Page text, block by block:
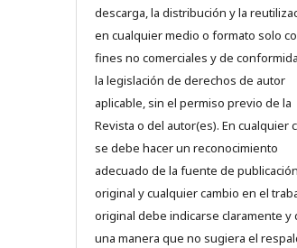
descarga, la distribución y la
en cualquier medio o formato solo
fines no comerciales y de
la legislación de derechos de autor
aplicable, sin el permiso previo de la
Revista o del autor(es). En cualquier
se debe hacer un reconocimiento
adecuado de la fuente de publicación
original y cualquier cambio en el
original debe indicarse claramente y
una manera que no sugiera el